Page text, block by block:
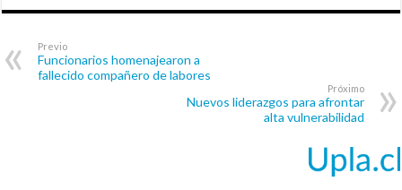
Previo
Funcionarios homenajearon a
fallecido compañero de labores
Próximo
Nuevos liderazgos para afrontar
alta vulnerabilidad